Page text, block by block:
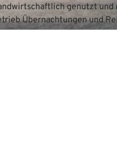
genutzt und
Übernachtungen und